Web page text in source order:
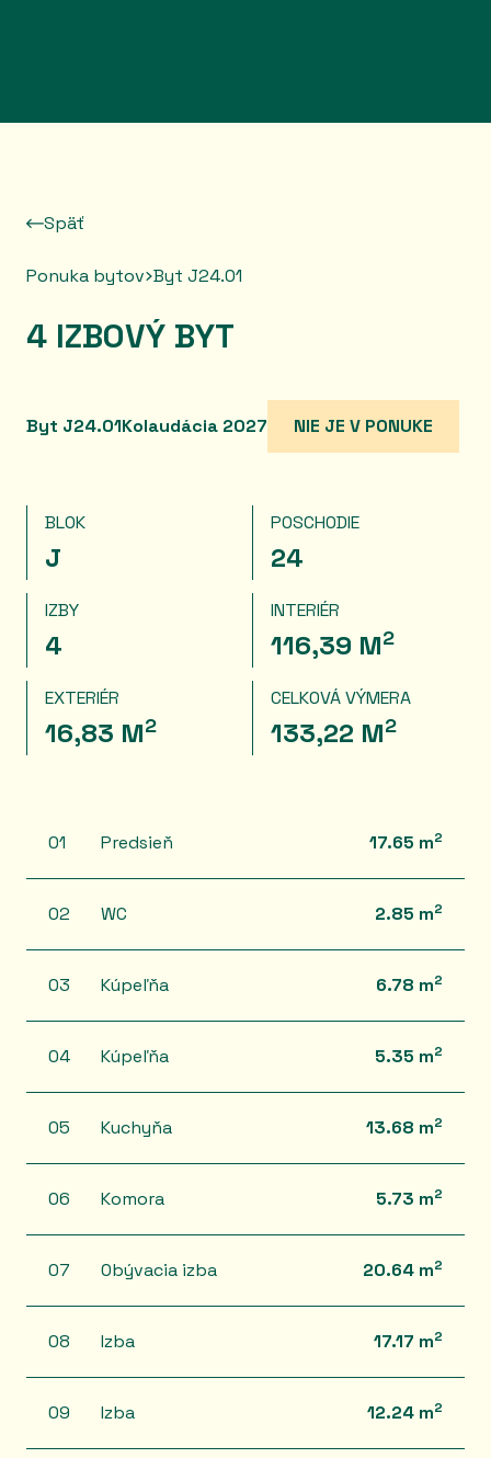
Späť
Ponuka bytov Byt J24.01
4 IZBOVÝ BYT
Byt J24.01Kolaudácia 2027 NIE JE V PONUKE
BLOK
J
POSCHODIE
24
IZBY
4
INTERIÉR
116,39 M2
EXTERIÉR
16,83 M2
CELKOVÁ VÝMERA
133,22 M2
01 Predsieň 17.65 m2
02 WC 2.85 m2
03 Kúpeľňa 6.78 m2
04 Kúpeľňa 5.35 m2
05 Kuchyňa 13.68 m2
06 Komora 5.73 m2
07 Obývacia izba 20.64 m2
08 Izba 17.17 m2
09 Izba 12.24 m2